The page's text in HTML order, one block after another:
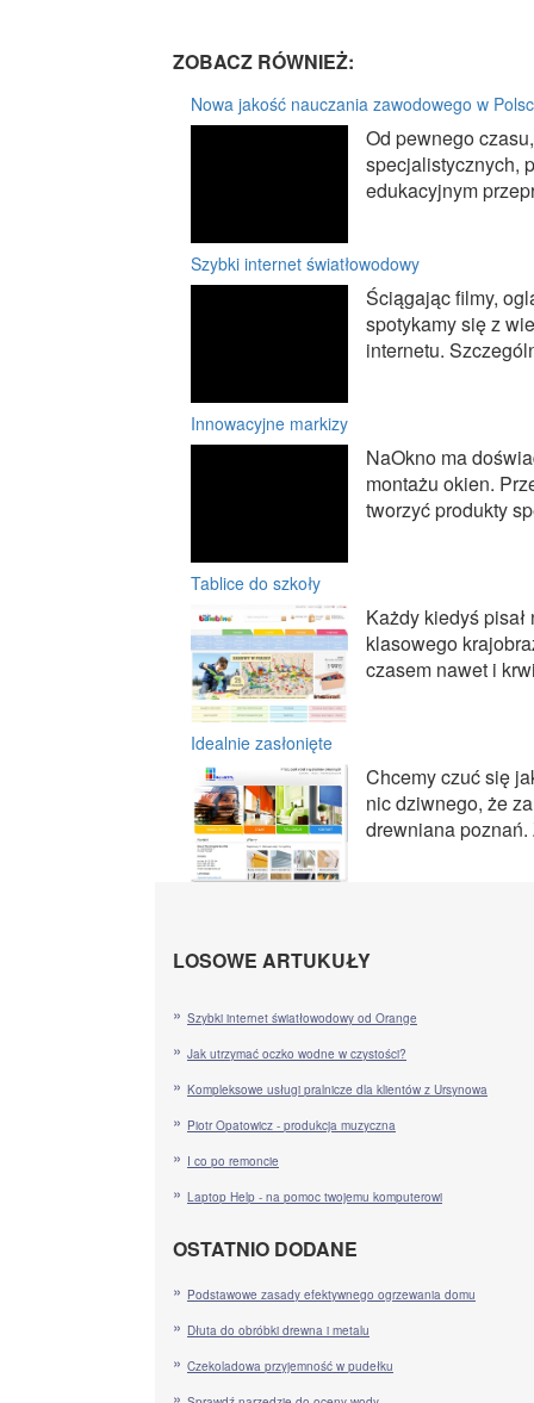
ZOBACZ RÓWNIEŻ:
Nowa jakość nauczania zawodowego w
Od pewnego
specjalistycznych,
edukacyjnym
Szybki internet światłowodowy
Ściągając filmy,
spotykamy się z
internetu.
Innowacyjne markizy
NaOkno ma
montażu okien.
tworzyć produkty
Tablice do szkoły
Każdy kiedyś
klasowego
czasem nawet i
Idealnie zasłonięte
Chcemy czuć się
nic dziwnego, że
drewniana
LOSOWE ARTUKUŁY
Szybki internet światłowodowy od Orange
Jak utrzymać oczko wodne w czystości?
Kompleksowe usługi pralnicze dla klientów z Ursynowa
Piotr Opatowicz - produkcja muzyczna
I co po remoncie
Laptop Help - na pomoc twojemu komputerowi
OSTATNIO DODANE
Podstawowe zasady efektywnego ogrzewania domu
Dłuta do obróbki drewna i metalu
Czekoladowa przyjemność w pudełku